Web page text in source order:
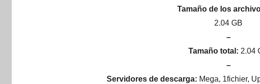
Tamaño de los
2.04 GB
–
Tamaño total: 2.04
–
Servidores de descarga: Mega, 1fichier,